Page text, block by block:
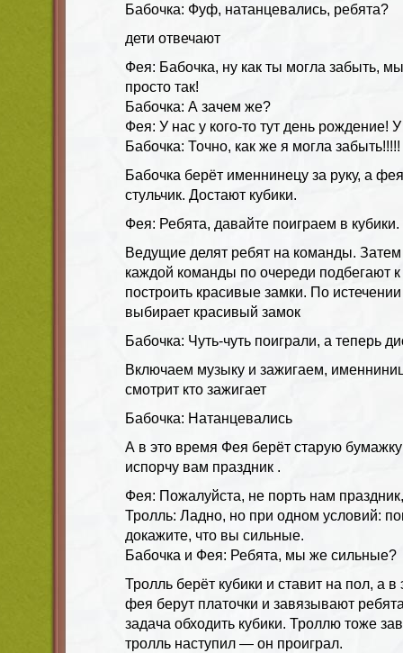
Бабочка: Фуф, натанцевались, ребята?
дети отвечают
Фея: Бабочка, ну как ты могла забыть,
просто так!
Бабочка: А зачем же?
Фея: У нас у кого-то тут день рождение!
Бабочка: Точно, как же я могла забыть!!!!!
Бабочка берёт именнинецу за руку, а
стульчик. Достают кубики.
Фея: Ребята, давайте поиграем в кубики.
Ведущие делят ребят на команды. Затем
каждой команды по очереди подбегают
построить красивые замки. По
выбирает красивый замок
Бабочка: Чуть-чуть поиграли, а теперь
Включаем музыку и зажигаем,
смотрит кто зажигает
Бабочка: Натанцевались
А в это время Фея берёт старую
испорчу вам праздник .
Фея: Пожалуйста, не порть нам
Тролль: Ладно, но при одном условий:
докажите, что вы сильные.
Бабочка и Фея: Ребята, мы же сильные?
Тролль берёт кубики и ставит на пол, а
фея берут платочки и завязывают
задача обходить кубики. Троллю тоже
тролль наступил — он проиграл.